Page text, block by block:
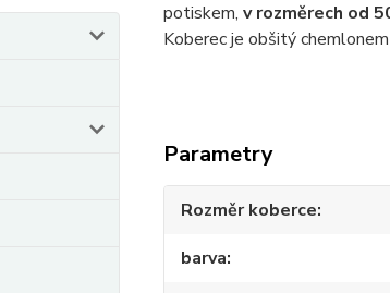
potiskem, v rozměrech od
Koberec je obšitý
Parametry
Rozměr koberce
barva